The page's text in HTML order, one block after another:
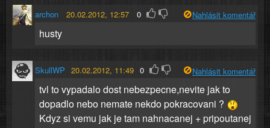
archon 20.02.2012, 12:57 0 Nahlásit komentář
husty
SkullWP 20.02.2012, 11:49 0 Nahlásit komentář
tvl to vypadalo dost nebezpecne,nevite jak to
dopadlo nebo nemate nekdo pokracovani ?
Kdyz si vemu jak je tam nahnacanej + pripoutanej